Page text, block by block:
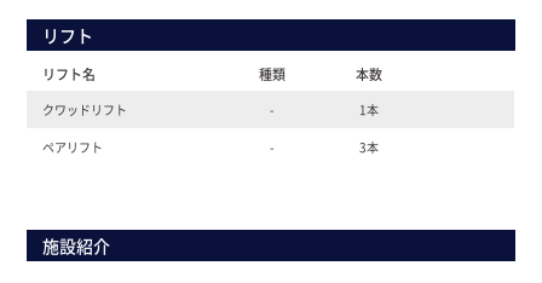
リフト
リフト名 種類 本数
クワッドリフト - 1本
ペアリフト - 3本
施設紹介